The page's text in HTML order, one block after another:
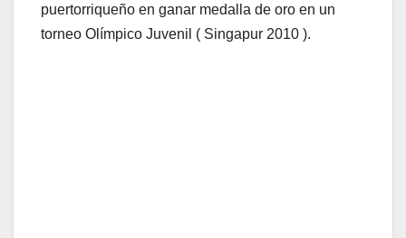
puertorriqueño en ganar medalla de oro en un
torneo Olímpico Juvenil ( Singapur 2010 ).